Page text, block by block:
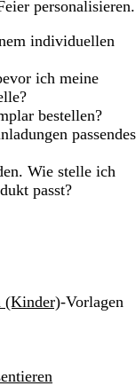
personalisieren.
individuellen
ich meine
bestellen?
passendes
Wie stelle ich
passt?
(Kinder)-Vorlagen